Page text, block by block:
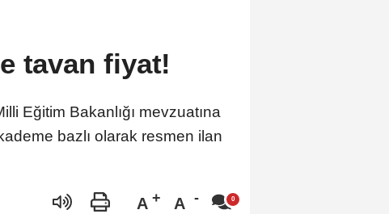
tavan fiyat!
Eğitim Bakanlığı mevzuatına
bazlı olarak resmen ilan
A A